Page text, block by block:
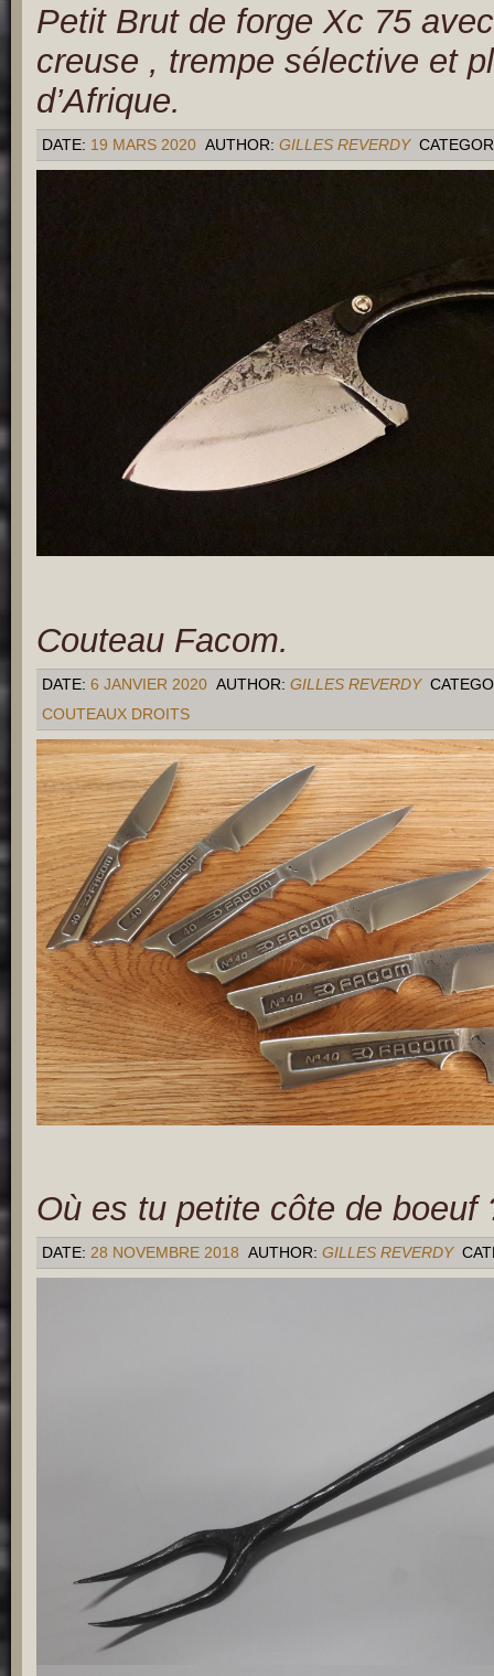
Petit Brut de forge Xc 75
creuse , trempe sélective et
d’Afrique.
DATE: 19 MARS 2020 AUTHOR: GILLES REVERDY
Couteau Facom.
DATE: 6 JANVIER 2020 AUTHOR: GILLES REVERDY
COUTEAUX DROITS
Où es tu petite côte de boeuf
DATE: 28 NOVEMBRE 2018 AUTHOR: GILLES REVERDY